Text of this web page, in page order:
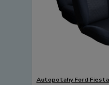
Autopotahy Ford Fiesta